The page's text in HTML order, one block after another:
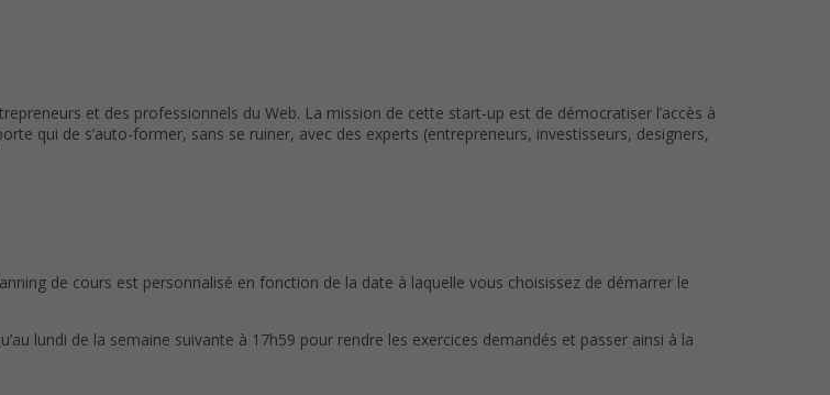
et des professionnels du Web. La mission de cette start-up est de démocratiser l’accès à
qui de s’auto-former, sans se ruiner, avec des experts (entrepreneurs, investisseurs, designers,
de cours est personnalisé en fonction de la date à laquelle vous choisissez de démarrer le
lundi de la semaine suivante à 17h59 pour rendre les exercices demandés et passer ainsi à la